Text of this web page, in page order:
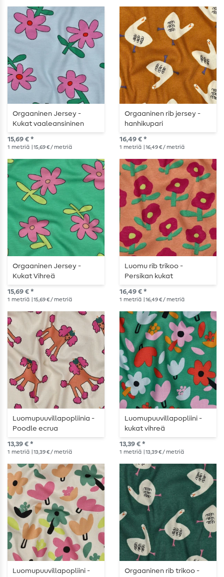
Orgaaninen Jersey -
Kukat vaaleansininen
15,69 € *
1 metriä | 15,69 € / metriä
Orgaaninen rib jersey -
hanhikupari
16,49 € *
1 metriä | 16,49 € / metriä
Orgaaninen Jersey -
Kukat Vihreä
15,69 € *
1 metriä | 15,69 € / metriä
Luomu rib trikoo -
Persikan kukat
16,49 € *
1 metriä | 16,49 € / metriä
Luomupuuvillapopliinia -
Poodle ecrua
13,39 € *
1 metriä | 13,39 € / metriä
Luomupuuvillapopliini -
kukat vihreä
13,39 € *
1 metriä | 13,39 € / metriä
Luomupuuvillapopliini -
Orgaaninen rib trikoo -